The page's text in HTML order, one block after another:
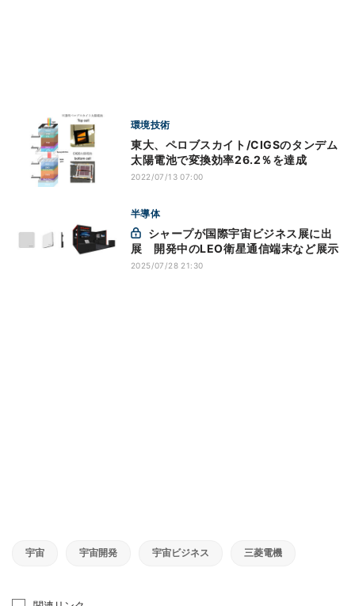
環境技術
東大、ペロブスカイト/CIGSのタンデム
太陽電池で変換効率26.2％を達成
2022/07/13 07:00
半導体
展 開発中のLEO衛星通信端末など展示
2025/07/28 21:30
宇宙 宇宙開発 宇宙ビジネス 三菱電機